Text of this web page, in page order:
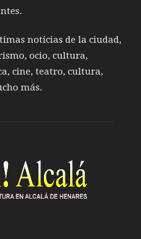
noticias de la ciudad,
ocio, cultura,
cine, teatro, cultura,
más.